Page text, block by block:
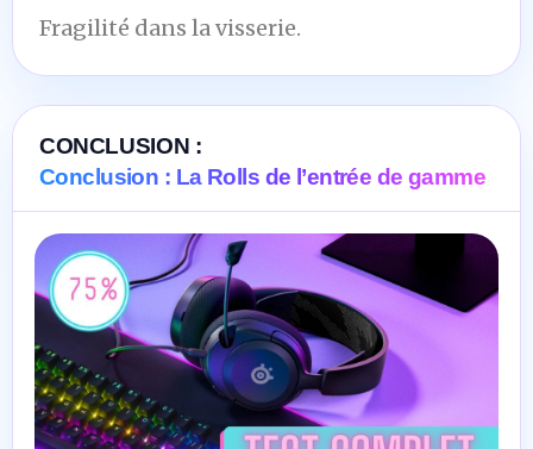
Fragilité dans la visserie.
CONCLUSION :
Conclusion : La Rolls de l’entrée de gamme